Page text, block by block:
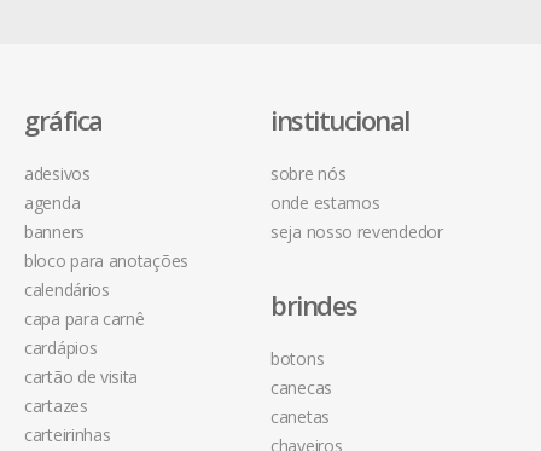
institucional
sobre nós
onde estamos
seja nosso revendedor
gráfica
adesivos
agenda
banners
bloco para anotações
calendários
capa para carnê
cardápios
cartão de visita
cartazes
carteirinhas
brindes
botons
canecas
canetas
chaveiros